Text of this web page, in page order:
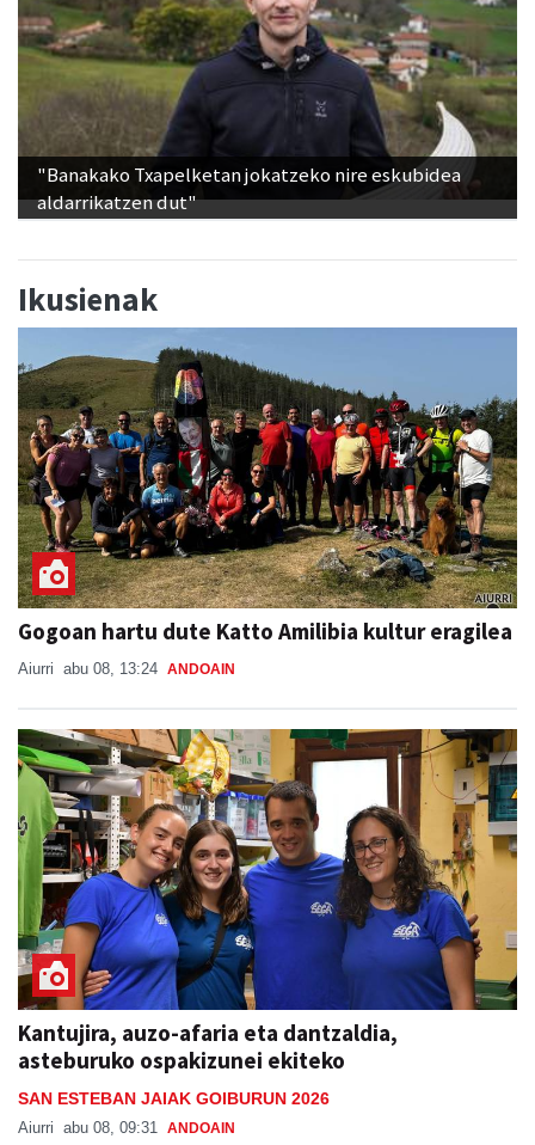
"Banakako Txapelketan jokatzeko nire eskubidea
aldarrikatzen dut"
Ikusienak
Gogoan hartu dute Katto Amilibia kultur eragilea
Aiurri abu 08, 13:24 ANDOAIN
Kantujira, auzo-afaria eta dantzaldia,
asteburuko ospakizunei ekiteko
SAN ESTEBAN JAIAK GOIBURUN 2026
Aiurri abu 08, 09:31 ANDOAIN